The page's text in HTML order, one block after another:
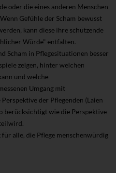
oder die eines anderen Menschen
Gefühle der Scham bewusst
kann diese ihre schützende
Würde" entfalten.
Scham in Pflegesituationen besser
zeigen, hinter welchen
und welche
Umgang mit
der Pflegenden (Laien
berücksichtigt wie die Perspektive
alle, die Pflege menschenwürdig